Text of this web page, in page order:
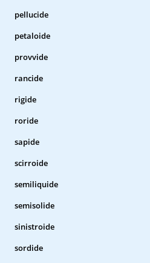
pellucide
petaloide
provvide
rancide
rigide
roride
sapide
scirroide
semiliquide
semisolide
sinistroide
sordide